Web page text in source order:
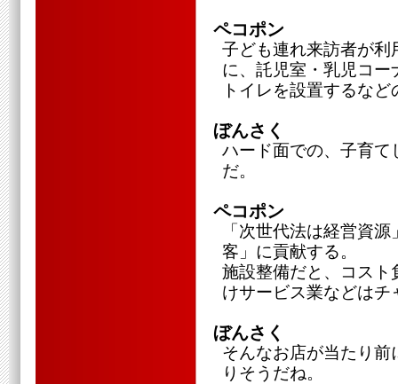
ペコポン
子ども連れ来訪者が利
に、託児室・乳児コ
トイレを設置するな
ぼんさく
ハード面での、子育て
だ。
ペコポン
「次世代法は経営資
客」に貢献する。
施設整備だと、コスト
けサービス業などは
ぼんさく
そんなお店が当たり
りそうだね。